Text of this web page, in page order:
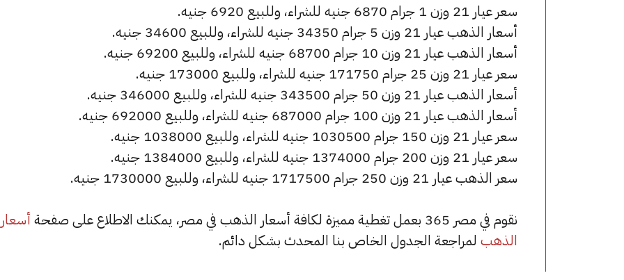
سعر عيار 21 وزن 1 جرام 6870 جنيه للشراء، وللبيع 6920 جنيه.
أسعار الذهب عيار 21 وزن 5 جرام 34350 جنيه للشراء، وللبيع 34600 جنيه.
أسعار الذهب عيار 21 وزن 10 جرام 68700 جنيه للشراء، وللبيع 69200 جنيه.
سعر عيار 21 وزن 25 جرام 171750 جنيه للشراء، وللبيع 173000 جنيه.
أسعار الذهب عيار 21 وزن 50 جرام 343500 جنيه للشراء، وللبيع 346000 جنيه.
أسعار الذهب عيار 21 وزن 100 جرام 687000 جنيه للشراء، وللبيع 692000 جنيه.
سعر عيار 21 وزن 150 جرام 1030500 جنيه للشراء، وللبيع 1038000 جنيه.
سعر عيار 21 وزن 200 جرام 1374000 جنيه للشراء، وللبيع 1384000 جنيه.
سعر الذهب عيار 21 وزن 250 جرام 1717500 جنيه للشراء، وللبيع 1730000 جنيه.
نقوم في مصر 365 بعمل تغطية مميزة لكافة أسعار الذهب في مصر، يمكنك الاطلاع على صفحة
أسعار
الذهب لمراجعة الجدول الخاص بنا المحدث بشكل دائم.